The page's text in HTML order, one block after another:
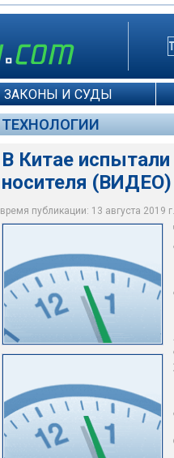
ЗАКОНЫ И СУДЫ
ТЕХНОЛОГИИ
В Китае
носителя (ВИДЕО)
время публикации: 13 августа 2019
Linkspace_China /
Стоп-кадр видео